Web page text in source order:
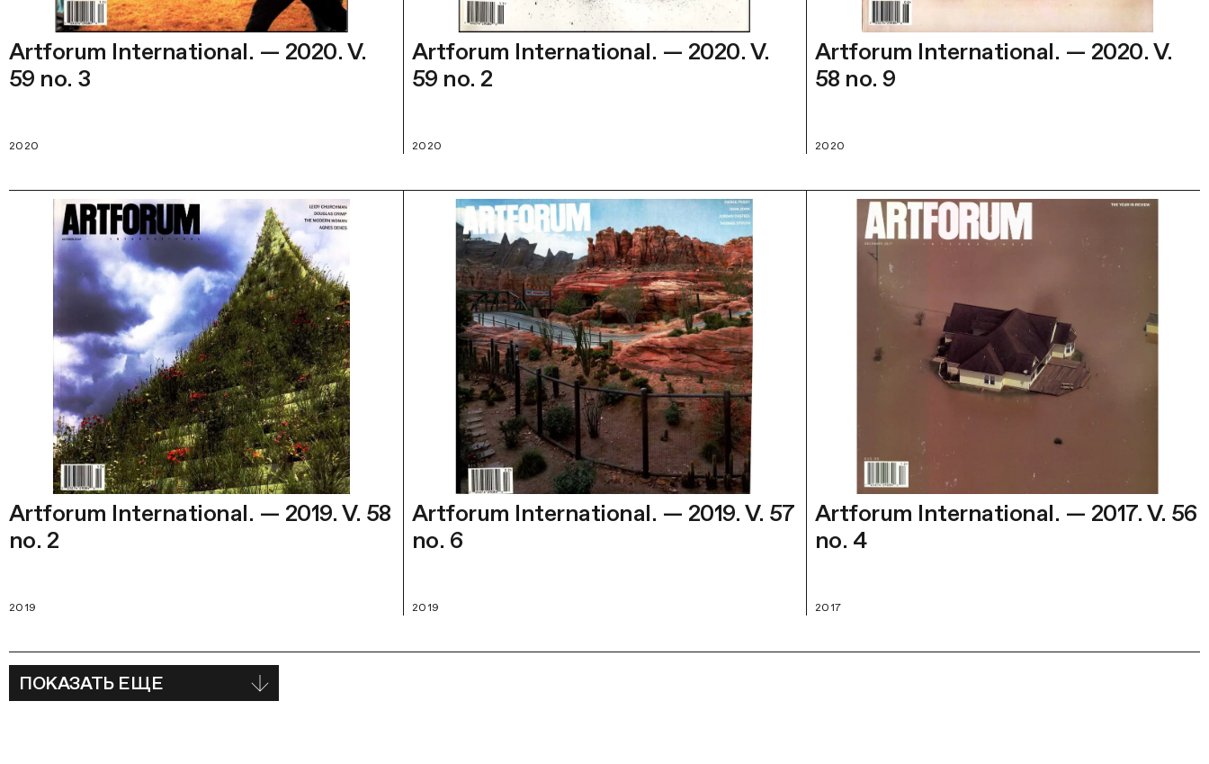
Artforum International. — 2020. V.
59 no. 3
2020
Artforum International. — 2020. V.
59 no. 2
2020
Artforum International. — 2020. V.
58 no. 9
2020
Artforum International. — 2019. V. 58
no. 2
2019
Artforum International. — 2019. V. 57
no. 6
2019
Artforum International. — 2017. V. 56
no. 4
2017
ПОКАЗАТЬ ЕЩЕ